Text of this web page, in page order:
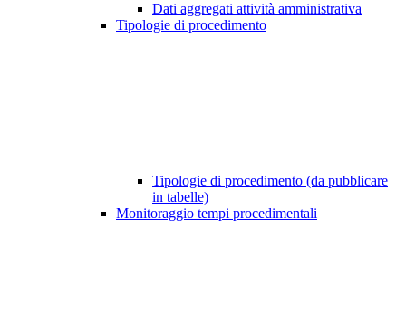
Dati aggregati attività amministrativa
Tipologie di procedimento
Tipologie di procedimento (da pubblicare
in tabelle)
Monitoraggio tempi procedimentali